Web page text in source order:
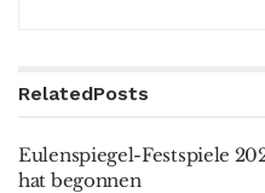
RelatedPosts
Eulenspiegel-Festspiele
hat begonnen